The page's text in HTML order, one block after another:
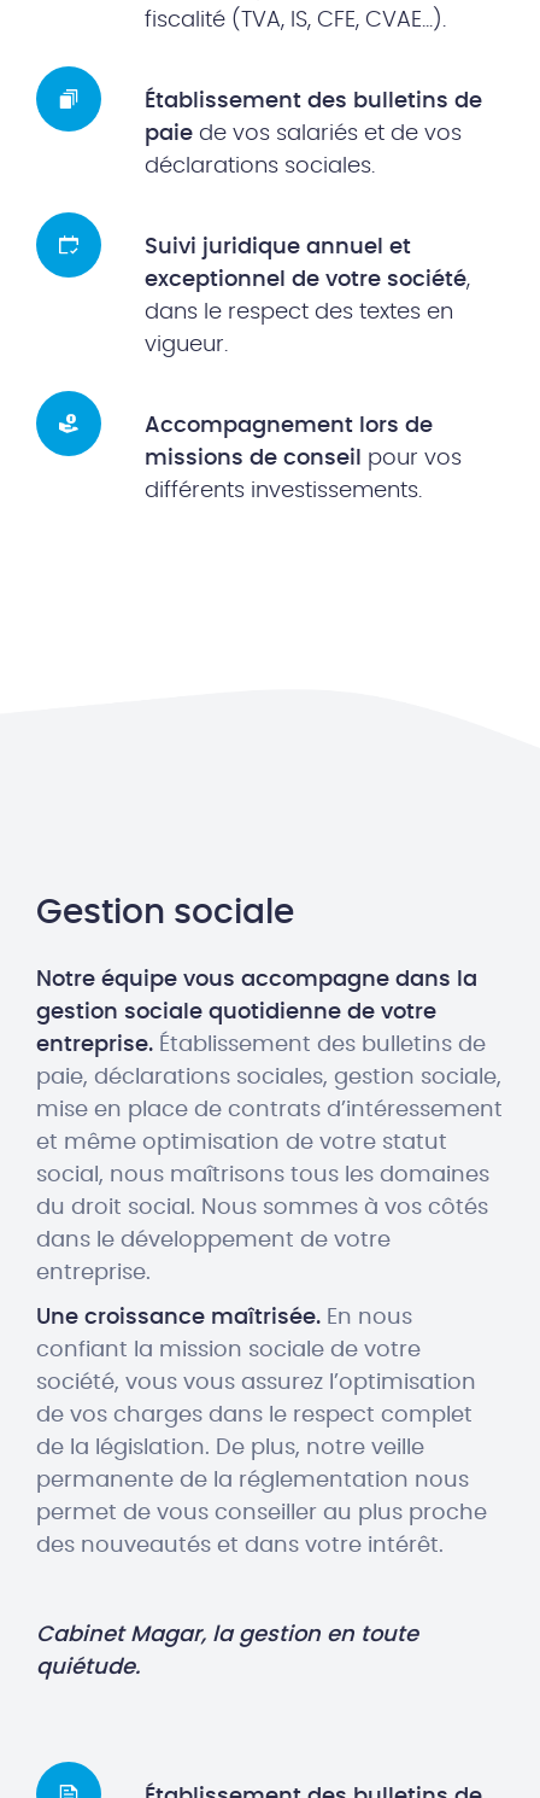
fiscalité (TVA, IS, CFE, CVAE...).
Établissement des bulletins de
paie de vos salariés et de vos
déclarations sociales.
Suivi juridique annuel et
exceptionnel de votre société,
dans le respect des textes en
vigueur.
Accompagnement lors de
missions de conseil
pour vos
différents investissements.
Gestion sociale
Notre équipe vous accompagne dans la
gestion sociale quotidienne de votre
entreprise. Établissement des bulletins de
paie, déclarations sociales, gestion sociale,
mise en place de contrats d’intéressement
et même optimisation de votre statut
social, nous maîtrisons tous les domaines
du droit social. Nous sommes à vos côtés
dans le développement de votre
entreprise.
Une croissance maîtrisée. En nous
confiant la mission sociale de votre
société, vous vous assurez l’optimisation
de vos charges dans le respect complet
de la législation. De plus, notre veille
permanente de la réglementation nous
permet de vous conseiller au plus proche
des nouveautés et dans votre intérêt.
Cabinet Magar, la gestion en toute
quiétude.